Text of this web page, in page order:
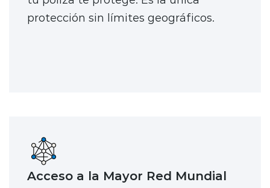
protección sin límites geográficos.
Acceso a la Mayor Red Mundial